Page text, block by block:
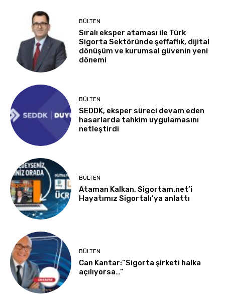
BÜLTEN
Sıralı eksper ataması ile Türk
Sigorta Sektöründe şeffaflık, dijital
dönüşüm ve kurumsal güvenin yeni
dönemi
BÜLTEN
SEDDK, eksper süreci devam eden
hasarlarda tahkim uygulamasını
netleştirdi
BÜLTEN
Ataman Kalkan, Sigortam.net’i
Hayatımız Sigortalı’ya anlattı
BÜLTEN
Can Kantar:”Sigorta şirketi halka
açılıyorsa…”